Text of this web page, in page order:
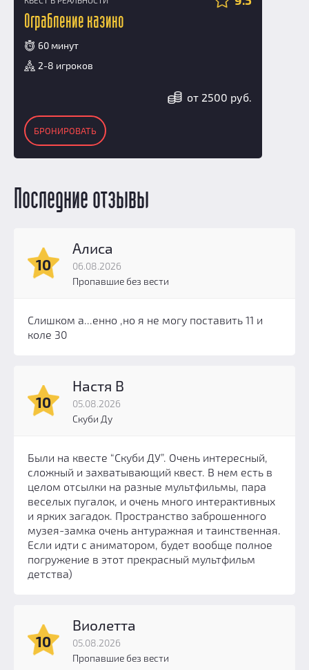
Ограбление казино
60 минут
2-8 игроков
от 2500 руб.
БРОНИРОВАТЬ
Последние отзывы
10
Алиса
06.08.2026
Пропавшие без вести
Слишком а...енно ,но я не могу поставить 11 и
коле 30
10
Настя В
05.08.2026
Скуби Ду
Были на квесте “Скуби ДУ”. Очень интересный,
сложный и захватывающий квест. В нем есть в
целом отсылки на разные мультфильмы, пара
веселых пугалок, и очень много интерактивных
и ярких загадок. Пространство заброшенного
музея-замка очень антуражная и таинственная.
Если идти с аниматором, будет вообще полное
погружение в этот прекрасный мультфильм
детства)
10
Виолетта
05.08.2026
Пропавшие без вести